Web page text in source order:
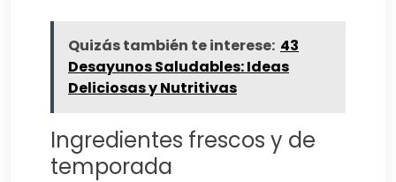
Quizás también te interese: 43
Desayunos Saludables: Ideas
Deliciosas y Nutritivas
Ingredientes frescos y de
temporada